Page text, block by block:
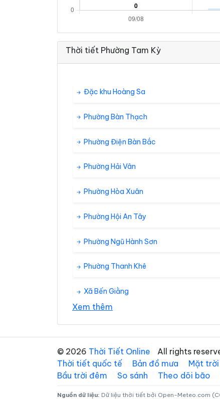
Thời tiết Phường Tam Kỳ
Đặc khu Hoàng Sa
Phường Bàn Thạch
Phường Điện Bàn Bắc
Phường Hải Vân
Phường Hòa Xuân
Phường Hội An Tây
Phường Ngũ Hành Sơn
Phường Thanh Khê
Xã Bến Giằng
Xã Duy Nghĩa
Xã Hà Nha
Xem thêm
© 2026 Thời Tiết Online All rights
Thời tiết quốc tế
Bản đồ mưa Mặt
Bầu trời đêm
So sánh Theo dõi bão
Nguồn dữ liệu: Dữ liệu thời tiết bởi Open-Meteo.com